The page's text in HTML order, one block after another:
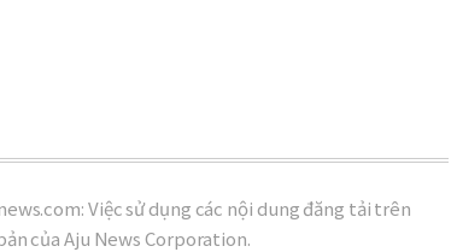
Việc sử dụng các nội dung đăng tải trên
của Aju News Corporation.